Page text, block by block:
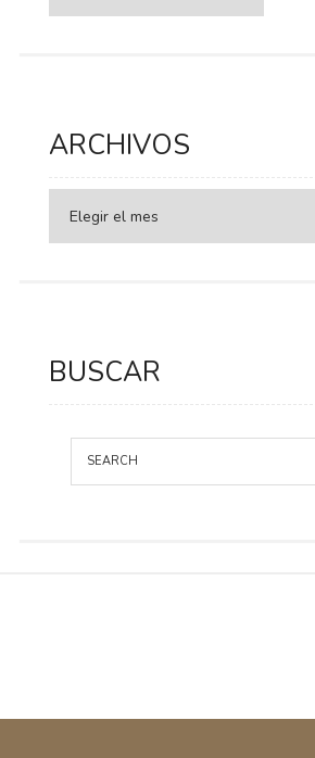
ARCHIVOS
BUSCAR